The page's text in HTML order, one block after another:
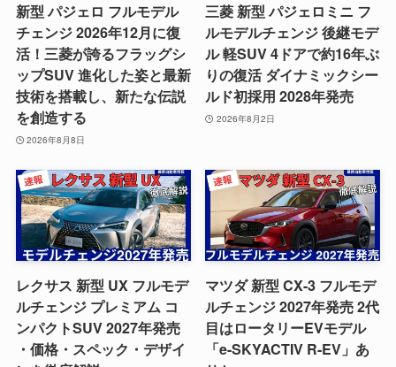
新型 パジェロ フルモデル
チェンジ 2026年12月に復
活！三菱が誇るフラッグシ
ップSUV 進化した姿と最新
技術を搭載し、新たな伝説
を創造する
2026年8月8日
三菱 新型 パジェロミニ フ
ルモデルチェンジ 後継モデ
ル 軽SUV 4ドアで約16年ぶ
りの復活 ダイナミックシー
ルド初採用 2028年発売
2026年8月2日
レクサス 新型 UX フルモデ
ルチェンジ プレミアム コ
ンパクトSUV 2027年発売
・価格・スペック・デザイ
マツダ 新型 CX-3 フルモデ
ルチェンジ 2027年発売 2代
目はロータリーEVモデル
「e-SKYACTIV R-EV」あ